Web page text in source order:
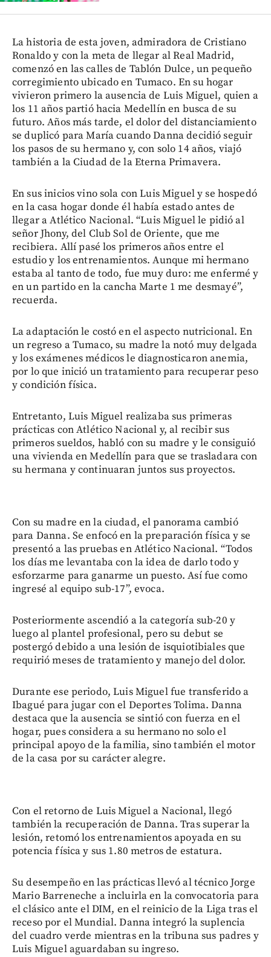
La historia de esta joven, admiradora de Cristiano
Ronaldo y con la meta de llegar al Real Madrid,
comenzó en las calles de Tablón Dulce, un pequeño
corregimiento ubicado en Tumaco. En su hogar
vivieron primero la ausencia de Luis Miguel, quien a
los 11 años partió hacia Medellín en busca de su
futuro. Años más tarde, el dolor del distanciamiento
se duplicó para María cuando Danna decidió seguir
los pasos de su hermano y, con solo 14 años, viajó
también a la Ciudad de la Eterna Primavera.
En sus inicios vino sola con Luis Miguel y se hospedó
en la casa hogar donde él había estado antes de
llegar a Atlético Nacional. “Luis Miguel le pidió al
señor Jhony, del Club Sol de Oriente, que me
recibiera. Allí pasé los primeros años entre el
estudio y los entrenamientos. Aunque mi hermano
estaba al tanto de todo, fue muy duro: me enfermé y
en un partido en la cancha Marte 1 me desmayé”,
recuerda.
La adaptación le costó en el aspecto nutricional. En
un regreso a Tumaco, su madre la notó muy delgada
y los exámenes médicos le diagnosticaron anemia,
por lo que inició un tratamiento para recuperar peso
y condición física.
Entretanto, Luis Miguel realizaba sus primeras
prácticas con Atlético Nacional y, al recibir sus
primeros sueldos, habló con su madre y le consiguió
una vivienda en Medellín para que se trasladara con
su hermana y continuaran juntos sus proyectos.
Con su madre en la ciudad, el panorama cambió
para Danna. Se enfocó en la preparación física y se
presentó a las pruebas en Atlético Nacional. “Todos
los días me levantaba con la idea de darlo todo y
esforzarme para ganarme un puesto. Así fue como
ingresé al equipo sub-17”, evoca.
Posteriormente ascendió a la categoría sub-20 y
luego al plantel profesional, pero su debut se
postergó debido a una lesión de isquiotibiales que
requirió meses de tratamiento y manejo del dolor.
Durante ese periodo, Luis Miguel fue transferido a
Ibagué para jugar con el Deportes Tolima. Danna
destaca que la ausencia se sintió con fuerza en el
hogar, pues considera a su hermano no solo el
principal apoyo de la familia, sino también el motor
de la casa por su carácter alegre.
Con el retorno de Luis Miguel a Nacional, llegó
también la recuperación de Danna. Tras superar la
lesión, retomó los entrenamientos apoyada en su
potencia física y sus 1.80 metros de estatura.
Su desempeño en las prácticas llevó al técnico Jorge
Mario Barreneche a incluirla en la convocatoria para
el clásico ante el DIM, en el reinicio de la Liga tras el
receso por el Mundial. Danna integró la suplencia
del cuadro verde mientras en la tribuna sus padres y
Luis Miguel aguardaban su ingreso.